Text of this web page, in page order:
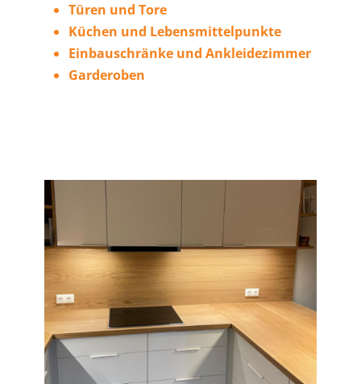
Türen und Tore
Küchen und Lebensmittelpunkte
Einbauschränke und Ankleidezimmer
Garderoben